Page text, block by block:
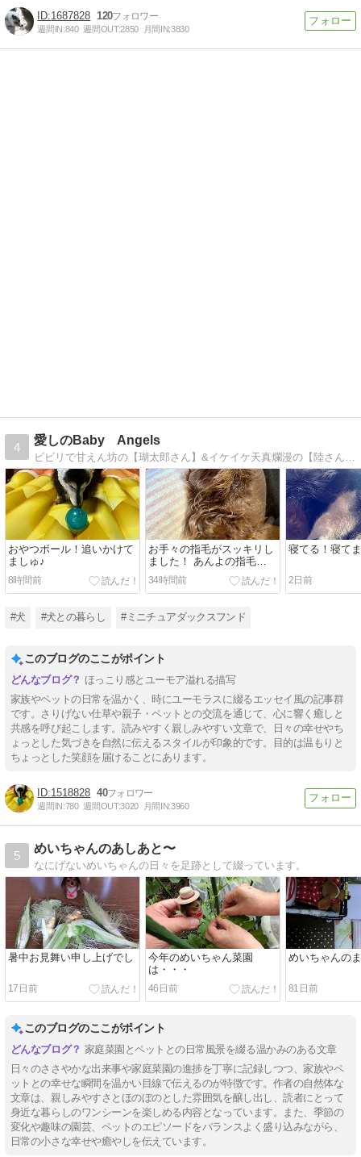
1687828 120
週間IN:840 週間OUT:2850 月間IN:3830
4
愛しのBaby Angels
おやつボール！追いかけて
ましゅ♪
8時間前
お手々の指毛がスッキリし
ました！ あんよの指毛
は。。
34時間前
寝てる！寝て
2日前
#犬 #犬との暮らし #ミニチュアダックスフンド
このブログのここがポイント
ほっこり感とユーモア溢れる描写
家族やペットの日常を温かく、時にユーモラスに綴るエッセイ風の記事群
です。さりげない仕草や親子・ペットとの交流を通じて、心に響く癒しと
共感を呼び起こします。読みやすく親しみやすい文章で、日々の幸せやち
ょっとした気づきを自然に伝えるスタイルが印象的です。目的は温もりと
ちょっとした笑顔を届けることにあります。
1518828 40
週間IN:780 週間OUT:3020 月間IN:3960
5
めいちゃんのあしあと〜
なにげないめいちゃんの日々を足跡として綴っています。
暑中お見舞い申し上げでし
17日前
今年のめいちゃん菜園
は・・・
46日前
めいちゃんの
81日前
このブログのここがポイント
家庭菜園とペットとの日常風景を綴る温かみのある文章
日々のささやかな出来事や家庭菜園の進捗を丁寧に記録しつつ、家族やペ
ットとの幸せな瞬間を温かい目線で伝えるのが特徴です。作者の自然体な
文章は、親しみやすさとほのぼのとした雰囲気を醸し出し、読者にとって
身近な暮らしのワンシーンを楽しめる内容となっています。また、季節の
変化や趣味の園芸、ペットのエピソードをバランスよく盛り込みながら、
日常の小さな幸せや癒やしを伝えています。